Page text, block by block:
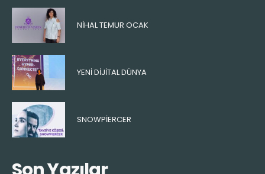
NIHAL TEMUR OCAK
YENI DIJITAL DÜNYA
SNOWPIERCER